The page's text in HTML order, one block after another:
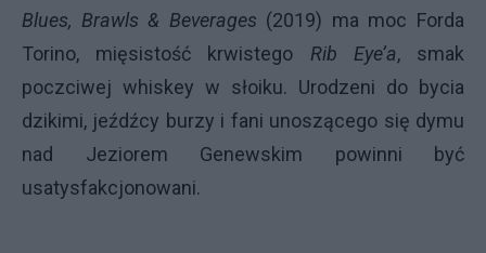
Blues, Brawls & Beverages (2019) ma moc Forda
Torino, mięsistość krwistego Rib Eye’a, smak
poczciwej whiskey w słoiku. Urodzeni do bycia
dzikimi, jeźdźcy burzy i fani unoszącego się dymu
nad Jeziorem Genewskim powinni być
usatysfakcjonowani.